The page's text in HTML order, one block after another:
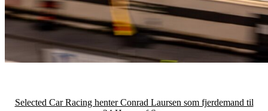
Selected Car Racing henter Conrad Laursen som fjerdemand til